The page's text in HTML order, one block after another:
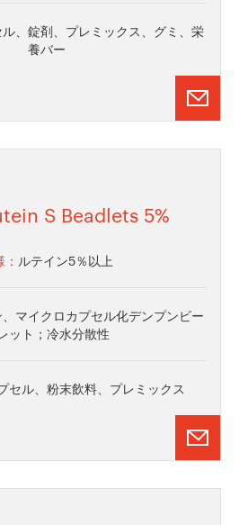
、錠剤、プレミックス、グミ、栄
養バー
S Beadlets 5%
ルテイン5％以上
マイクロカプセル化デンプンビー
ット；冷水分散性
セル、粉末飲料、プレミックス